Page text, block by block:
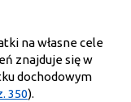
na własne cele
znajduje się w
dochodowym
350).